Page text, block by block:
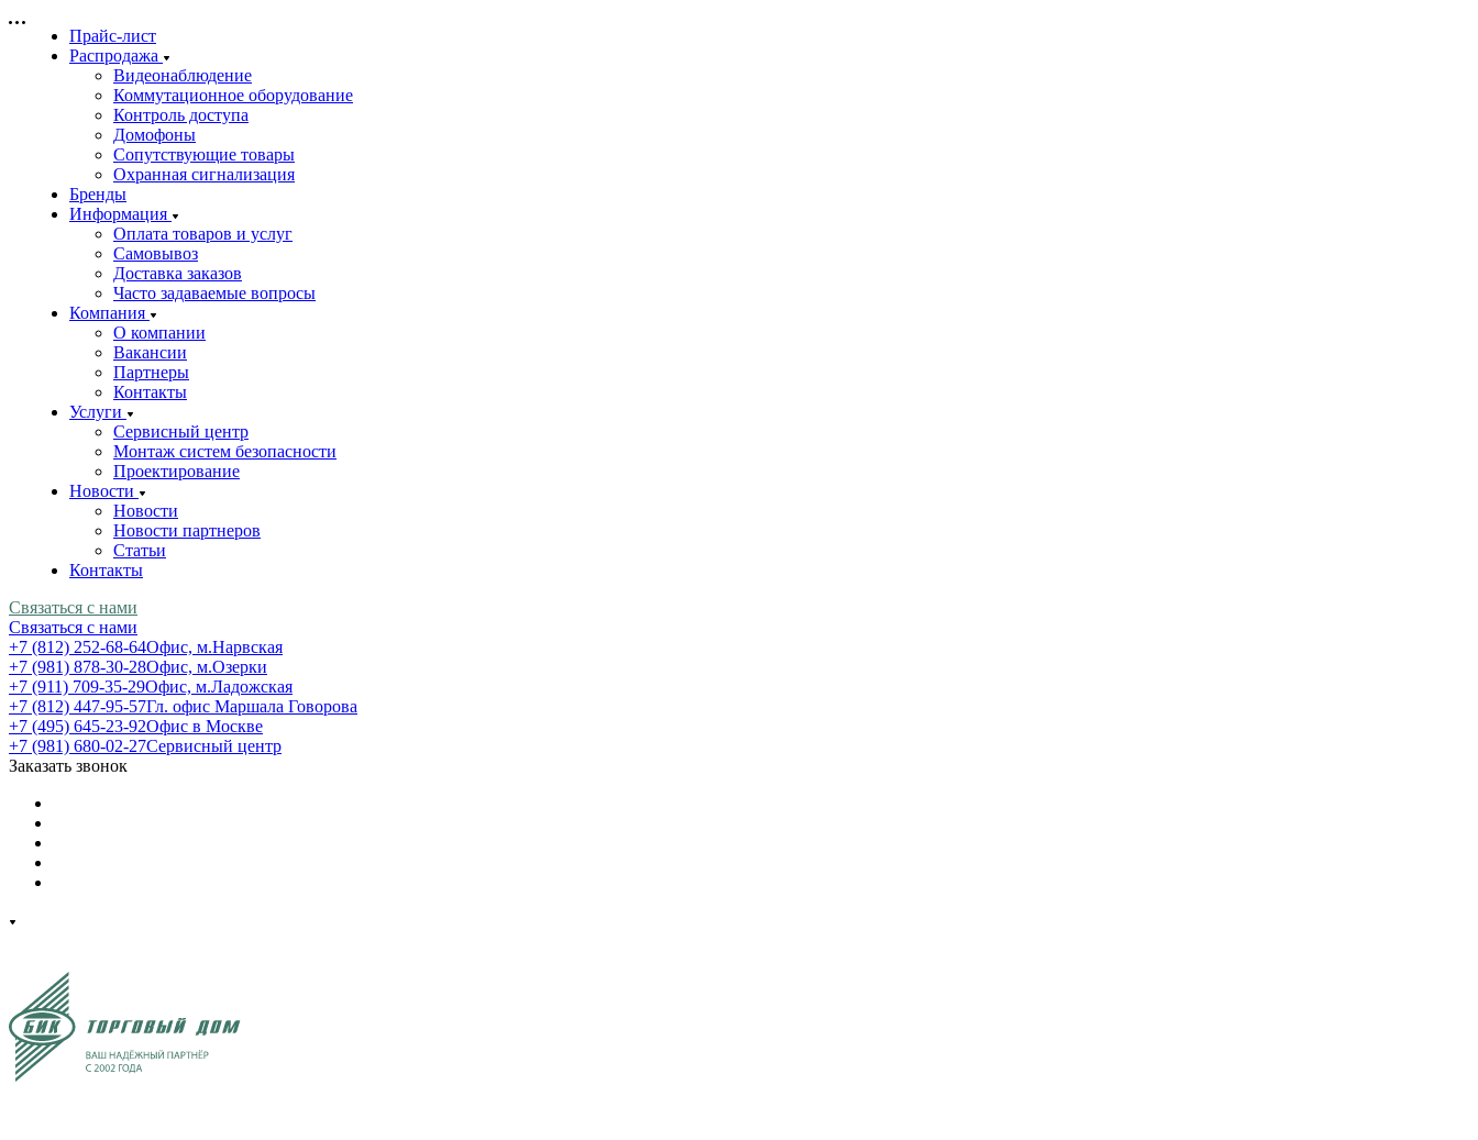
Прайс-лист
Распродажа
Видеонаблюдение
Коммутационное оборудование
Контроль доступа
Домофоны
Сопутствующие товары
Охранная сигнализация
Бренды
Информация
Оплата товаров и услуг
Самовывоз
Доставка заказов
Часто задаваемые вопросы
Компания
О компании
Вакансии
Партнеры
Контакты
Услуги
Сервисный центр
Монтаж систем безопасности
Проектирование
Новости
Новости
Новости партнеров
Статьи
Контакты
Связаться с нами
Связаться с нами
+7 (812) 252-68-64Офис, м.Нарвская
+7 (981) 878-30-28Офис, м.Озерки
+7 (911) 709-35-29Офис, м.Ладожская
+7 (812) 447-95-57Гл. офис Маршала Говорова
+7 (495) 645-23-92Офис в Москве
+7 (981) 680-02-27Сервисный центр
Заказать звонок